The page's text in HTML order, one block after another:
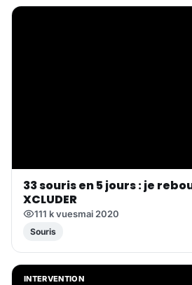
33 souris en 5 jours : je
XCLUDER
111 k vuesmai 2020
Souris
INTERVENTION